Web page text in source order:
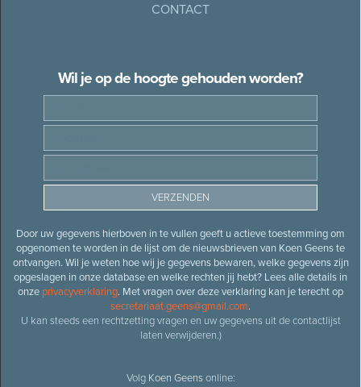
CONTACT
Wil je op de hoogte gehouden worden?
Door uw gegevens hierboven in te vullen geeft u actieve toestemming om
opgenomen te worden in de lijst om de nieuwsbrieven van Koen Geens te
ontvangen. Wil je weten hoe wij je gegevens bewaren, welke gegevens zijn
opgeslagen in onze database en welke rechten jij hebt? Lees alle details in
onze privacyverklaring. Met vragen over deze verklaring kan je terecht op
secretariaat.geens@gmail.com.
U kan steeds een rechtzetting vragen en uw gegevens uit de contactlijst
laten verwijderen.)
Volg Koen Geensonline: